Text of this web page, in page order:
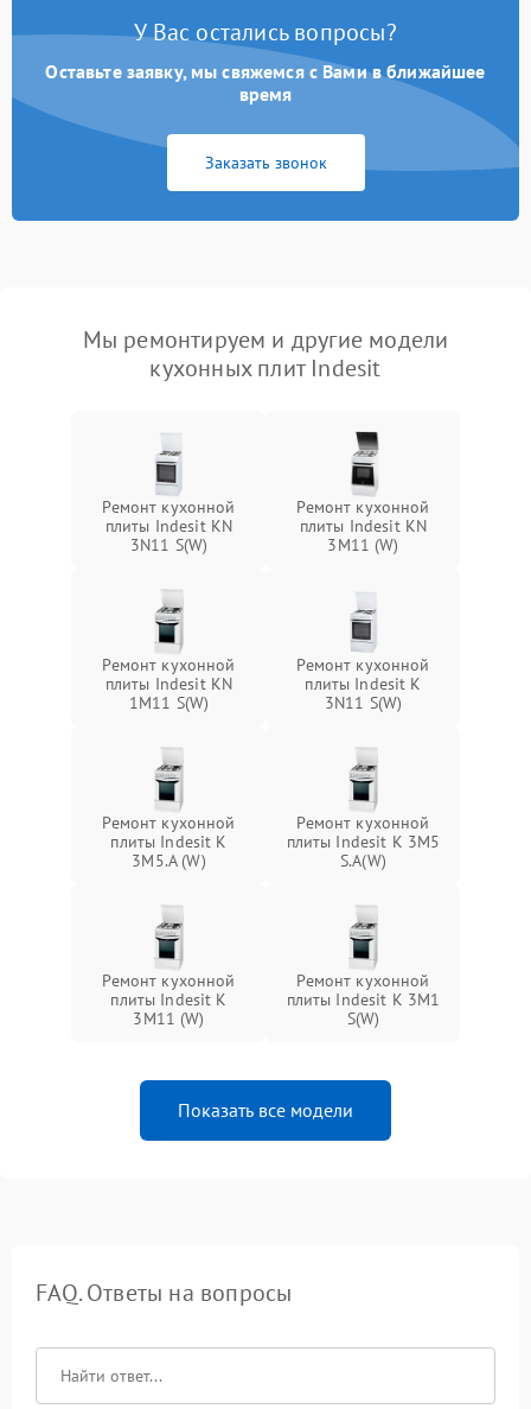
У Вас остались вопросы?
Оставьте заявку, мы свяжемся с Вами в ближайшее
время
Заказать звонок
Мы ремонтируем и другие модели
кухонных плит Indesit
Ремонт кухонной
плиты Indesit KN
3N11 S(W)
Ремонт кухонной
плиты Indesit KN
3M11 (W)
Ремонт кухонной
плиты Indesit KN
1M11 S(W)
Ремонт кухонной
плиты Indesit K
3N11 S(W)
Ремонт кухонной
плиты Indesit K
3M5.A (W)
Ремонт кухонной
плиты Indesit K 3M5
S.A(W)
Ремонт кухонной
плиты Indesit K
3M11 (W)
Ремонт кухонной
плиты Indesit K 3M1
S(W)
Показать все модели
FAQ. Ответы на вопросы